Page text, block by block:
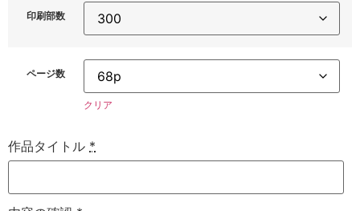
印刷部数
ページ数
クリア
作品タイトル *